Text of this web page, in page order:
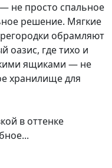
не просто спальное
решение. Мягкие
обрамляют
оазис, где тихо и
ящиками — не
хранилище для
в оттенке